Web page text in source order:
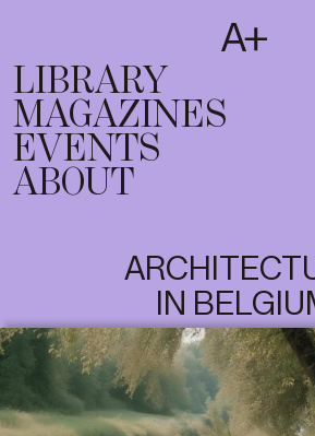
T
EN FR
LIBRARY
MAGAZINES
EVENTS
ABOUT
IN